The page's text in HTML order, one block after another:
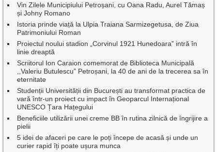
Vin Zilele Municipiului Petroșani, cu Oana Radu, Aurel Tămaș
și Johny Romano
Istoria prinde viață la Ulpia Traiana Sarmizegetusa, de Ziua
Patrimoniului Roman
Proiectul noului stadion „Corvinul 1921 Hunedoara” intră în
linie dreaptă
Scriitorul Ion Caraion comemorat de Biblioteca Municipală
,,Valeriu Butulescu” Petroșani, la 40 de ani de la trecerea sa în
eternitate
Studenții Universității din București au transformat practica de
vară într-un proiect cu impact în Geoparcul Internațional
UNESCO Țara Hațegului
Beneficiile utilizării unei creme BB în rutina zilnică de îngrijire a
pielii
5 idei de afaceri pe care le poți începe de acasă și unde un
curier rapid îți poate ușura munca